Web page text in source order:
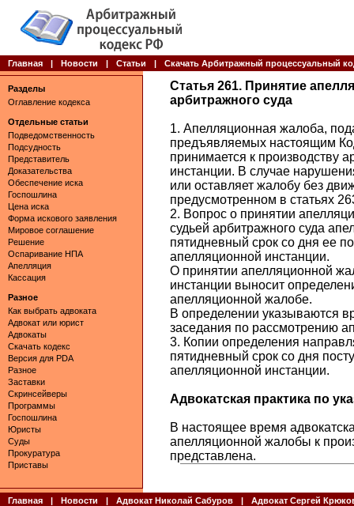
Главная | Новости | Статьи | Скачать Арбитражный процессуальный
Разделы
Оглавление кодекса
Отдельные статьи
Подведомственность
Подсудность
Представитель
Доказательства
Обеспечение иска
Госпошлина
Цена иска
Форма искового заявления
Мировое соглашение
Решение
Оспаривание НПА
Апелляция
Кассация
Разное
Как выбрать адвоката
Адвокат или юрист
Адвокаты
Скачать кодекс
Версия для PDA
Разное
Заставки
Скринсейверы
Программы
Госпошлина
Юристы
Суды
Прокуратура
Приставы
Статья 261. Принятие
арбитражного суда
1. Апелляционная жалоба,
предъявляемых настоящим
принимается к производству
инстанции. В случае
или оставляет жалобу без
предусмотренном в статьях
2. Вопрос о принятии
судьей арбитражного суда
пятидневный срок со дня ее
апелляционной инстанции.
О принятии апелляционной
инстанции выносит
апелляционной жалобе.
В определении указываются
заседания по рассмотрению
3. Копии определения
пятидневный срок со дня
апелляционной инстанции.
Адвокатская практика по
В настоящее время
апелляционной жалобы к
представлена.
Главная | Новости | Адвокат Николай Сабуров | Адвокат Сергей